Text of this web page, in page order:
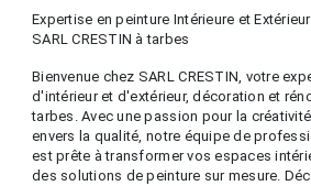
Expertise en peinture Intérieure et
SARL CRESTIN à tarbes
Bienvenue chez SARL CRESTIN, votre
d'intérieur et d'extérieur, décoration et
tarbes. Avec une passion pour la
envers la qualité, notre équipe de
est prête à transformer vos espaces
des solutions de peinture sur mesure.